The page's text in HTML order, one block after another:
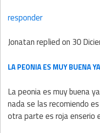
responder
Jonatanreplied on 30
LA PEONIA ES MUY BUENA YA
La peonia es muy buena
nada se las recomiendo
otra parte es roja enserio